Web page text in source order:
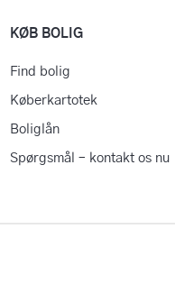
KØB BOLIG
Find bolig
Køberkartotek
Boliglån
Spørgsmål – kontakt os nu